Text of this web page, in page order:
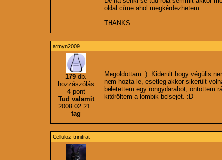
oldal címe ahol megkérdezhetem.
THANKS
armyn2009
179 db.
hozzászólás
4pont
Tud valamit
2009.02.21.
tag
Megoldottam :). Kiderült hogy végülis
nem hozta le, esetleg akkor sikerült
beletettem egy rongydarabot, öntöttem
kitöröltem a lombik belsejét. :D
Celluloz-trinitrat